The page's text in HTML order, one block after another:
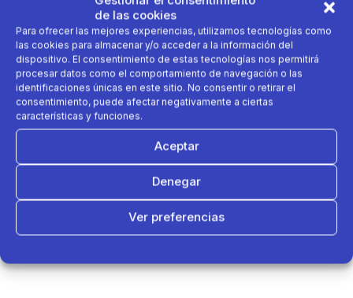
de las cookies
Para ofrecer las mejores experiencias, utilizamos tecnologías como
las cookies para almacenar y/o acceder a la información del
dispositivo. El consentimiento de estas tecnologías nos permitirá
procesar datos como el comportamiento de navegación o las
identificaciones únicas en este sitio. No consentir o retirar el
consentimiento, puede afectar negativamente a ciertas
características y funciones.
Aceptar
Denegar
Ver preferencias